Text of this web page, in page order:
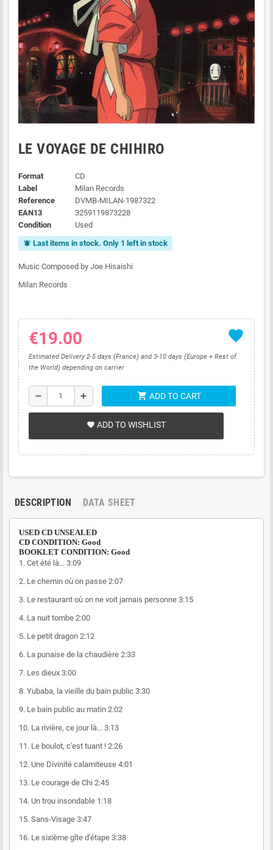
LE VOYAGE DE CHIHIRO
Format
CD
Label
Milan Records
Reference
DVMB-MILAN-1987322
EAN13
3259119873228
Condition
Used
notifications_active Last items in stock. Only 1 left in stock
Music Composed by Joe Hisaishi
Milan Records
favorite
€19.00
Estimated Delivery 2-5 days (France) and 3-10 days (Europe + Rest of
the World) depending on carrier
remove add shopping_cart ADD TO CART
favorite ADD TO WISHLIST
DESCRIPTION DATA SHEET
USED CD UNSEALED
CD CONDITION: Good
BOOKLET CONDITION: Good
1. Cet été là... 3:09
2. Le chemin où on passe 2:07
3. Le restaurant où on ne voit jamais personne 3:15
4. La nuit tombe 2:00
5. Le petit dragon 2:12
6. La punaise de la chaudière 2:33
7. Les dieux 3:00
8. Yubaba, la vieille du bain public 3:30
9. Le bain public au matin 2:02
10. La rivière, ce jour là... 3:13
11. Le boulot, c'est tuant ! 2:26
12. Une Divinité calamiteuse 4:01
13. Le courage de Chi 2:45
14. Un trou insondable 1:18
15. Sans-Visage 3:47
16. Le sixième gîte d'étape 3:38